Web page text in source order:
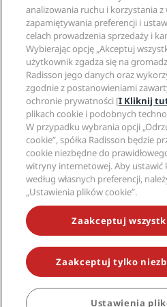
Aplikacja Radisson Hotels
Hotele z certyfikatem Sports
Hotele przyjazne dla rodzin
Zdrowie i bezpieczeństwo
Media
Kariery w RHG
Kariery w PPHE
Kariera EHL
The Club by RHG
Współpraca
Odpowiedzialny biznes
Zaopatrzenie
Centrum prywatności
Informacje prawne
Regulamin Radisson Rewards
Umowa dotycząca korzystania z
Dostępność cyfrowa
Oświadczenie dotyczące
Pomoc
Ostrzeżenia dla klientów
Kontakt
Najczęściej zadawane pytania
Mapa witryny
Media społecznościowe
Marki Radisson Hotels
NIE PRZEGAP
© 2026 Radisson Hotel Group.
Radisson Hotel Group, Radisson,
Collection, Radisson Individuals, Park
Suites, Prize by Radisson, Radisson
analizowania ruchu i korzystania z
zapamiętywania preferencji i
celach prowadzenia sprzedaży i
Wybierając opcję „Akceptuj
użytkownik zgadza się na
Radisson jego danych oraz
zgodnie z postanowieniami
ochronie prywatności [I Kliknij
plikach cookie i podobnych
W przypadku wybrania opcji
cookie”, spółka Radisson będzie
cookie niezbędne do
witryny internetowej. Aby ustawić
według własnych preferencji,
„Ustawienia plików cookie”.
Zaakceptuj
Zaakceptuj tylko
Ustawienia